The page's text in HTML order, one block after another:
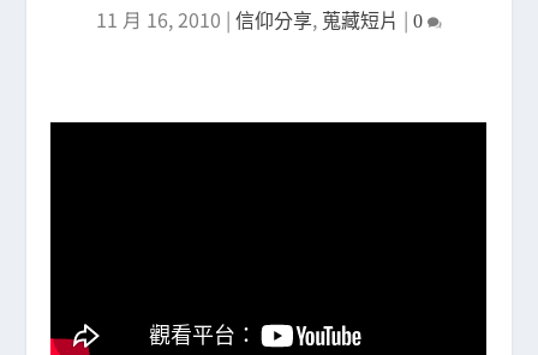
11 月 16, 2010 | 信仰分享, 蒐藏短片 | 0